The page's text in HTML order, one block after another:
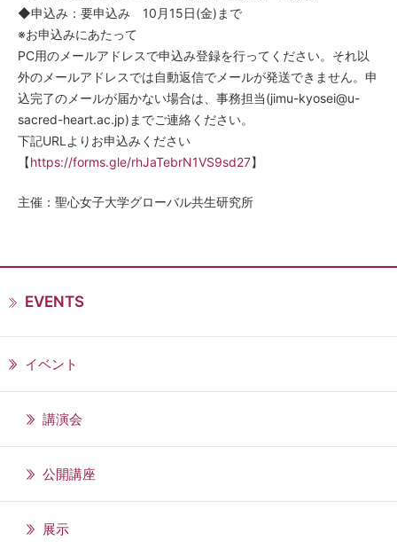
◆申込み：要申込み 10月15日(金)まで
※お申込みにあたって
PC用のメールアドレスで申込み登録を行ってください。それ以
外のメールアドレスでは自動返信でメールが発送できません。申
込完了のメールが届かない場合は、事務担当(jimu-kyosei@u-
sacred-heart.ac.jp)までご連絡ください。
下記URLよりお申込みください
【https://forms.gle/rhJaTebrN1VS9sd27】
主催：聖心女子大学グローバル共生研究所
EVENTS
イベント
講演会
公開講座
展示